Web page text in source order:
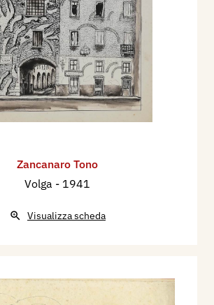
Zancanaro Tono
Volga - 1941
Visualizza scheda